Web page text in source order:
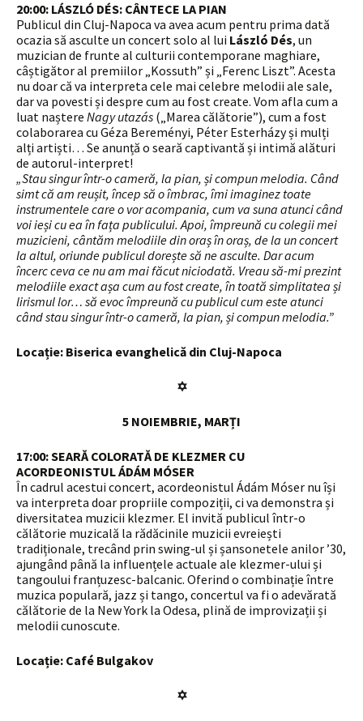
20:00: LÁSZLÓ DÉS: CÂNTECE LA PIAN
Publicul din Cluj-Napoca va avea acum pentru prima dată
ocazia să asculte un concert solo al lui László Dés, un
muzician de frunte al culturii contemporane maghiare,
câștigător al premiilor „Kossuth” și „Ferenc Liszt”. Acesta
nu doar că va interpreta cele mai celebre melodii ale sale,
dar va povesti și despre cum au fost create. Vom afla cum a
luat naștere Nagy utazás („Marea călătorie”), cum a fost
colaborarea cu Géza Bereményi, Péter Esterházy și mulți
alți artiști… Se anunță o seară captivantă și intimă alături
de autorul-interpret!
„Stau singur într-o cameră, la pian, și compun melodia. Când
simt că am reușit, încep să o îmbrac, îmi imaginez toate
instrumentele care o vor acompania, cum va suna atunci când
voi ieși cu ea în fața publicului. Apoi, împreună cu colegii mei
muzicieni, cântăm melodiile din oraș în oraș, de la un concert
la altul, oriunde publicul dorește să ne asculte. Dar acum
încerc ceva ce nu am mai făcut niciodată. Vreau să-mi prezint
melodiile exact așa cum au fost create, în toată simplitatea și
lirismul lor… să evoc împreună cu publicul cum este atunci
când stau singur într-o cameră, la pian, și compun melodia.”
Locație: Biserica evanghelică din Cluj-Napoca
✡
5 NOIEMBRIE, MARȚI
17:00:SEARĂ COLORATĂ DE KLEZMER CU
ACORDEONISTUL ÁDÁM MÓSER
În cadrul acestui concert, acordeonistul Ádám Móser nu își
va interpreta doar propriile compoziții, ci va demonstra și
diversitatea muzicii klezmer. El invită publicul într-o
călătorie muzicală la rădăcinile muzicii evreiești
tradiționale, trecând prin swing-ul și șansonetele anilor ’30,
ajungând până la influențele actuale ale klezmer-ului și
tangoului franțuzesc-balcanic. Oferind o combinație între
muzica populară, jazz și tango, concertul va fi o adevărată
călătorie de la New York la Odesa, plină de improvizații și
melodii cunoscute.
Locație: Café Bulgakov
✡